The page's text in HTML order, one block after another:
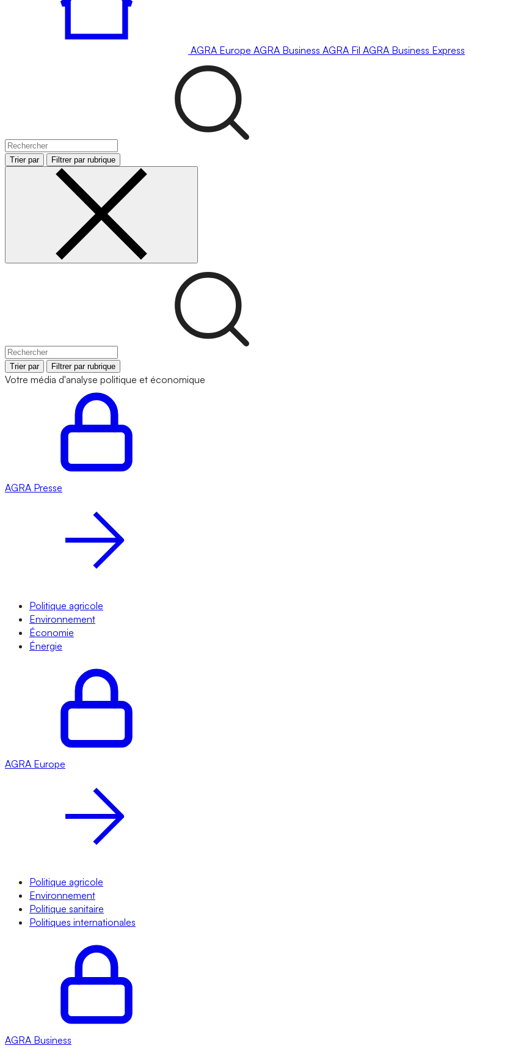
AGRA Europe AGRA Business AGRA Fil AGRA Business Express
Trier par Filtrer par rubrique
Trier par Filtrer par rubrique
Votre média d'analyse politique et économique
AGRA Presse
Politique agricole
Environnement
Économie
Énergie
AGRA Europe
Politique agricole
Environnement
Politique sanitaire
Politiques internationales
AGRA Business